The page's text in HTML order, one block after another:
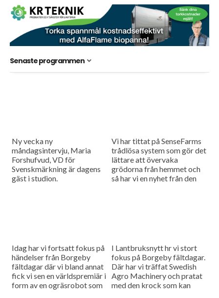
Senaste programmen
Ny vecka ny
måndagsintervju, Maria
Forshufvud, VD för
Svenskmärkning är dagens
gäst i studion.
Vi har tittat på SenseFarms
trådlösa system som gör det
lättare att övervaka
grödorna från hemmet och
så har vi en nyhet från den
Idag har vi fortsatt fokus på
händelser från Borgeby
fältdagar där vi bland annat
fick vi sen en världspremiär i
form av en ogräsrobot som
I Lantbruksnytt hr vi stort
fokus på Borgeby fältdagar.
Där har vi träffat Swedish
Agro Machinery och pratat
med den krock som kan